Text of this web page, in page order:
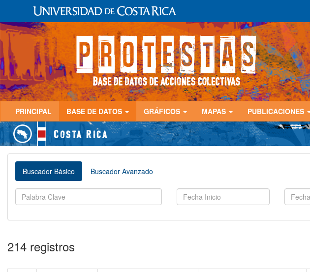
PRINCIPAL BASE DE DATOS GRÁFICOS MAPAS PUBLICACIONES
Buscador Básico Buscador Avanzado
214 registros